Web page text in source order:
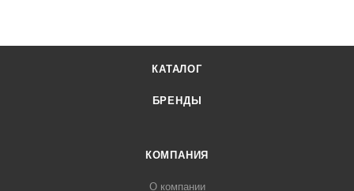
КАТАЛОГ
БРЕНДЫ
КОМПАНИЯ
О компании